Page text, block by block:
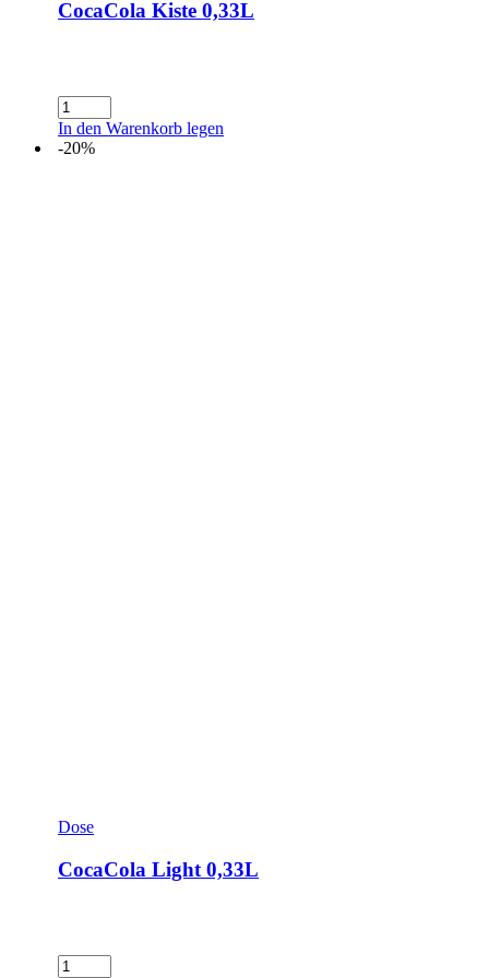
CocaCola Kiste 0,33L
CocaCola
Kiste
0,33L
In den Warenkorb legen
-20%
Dose
CocaCola Light 0,33L
CocaCola